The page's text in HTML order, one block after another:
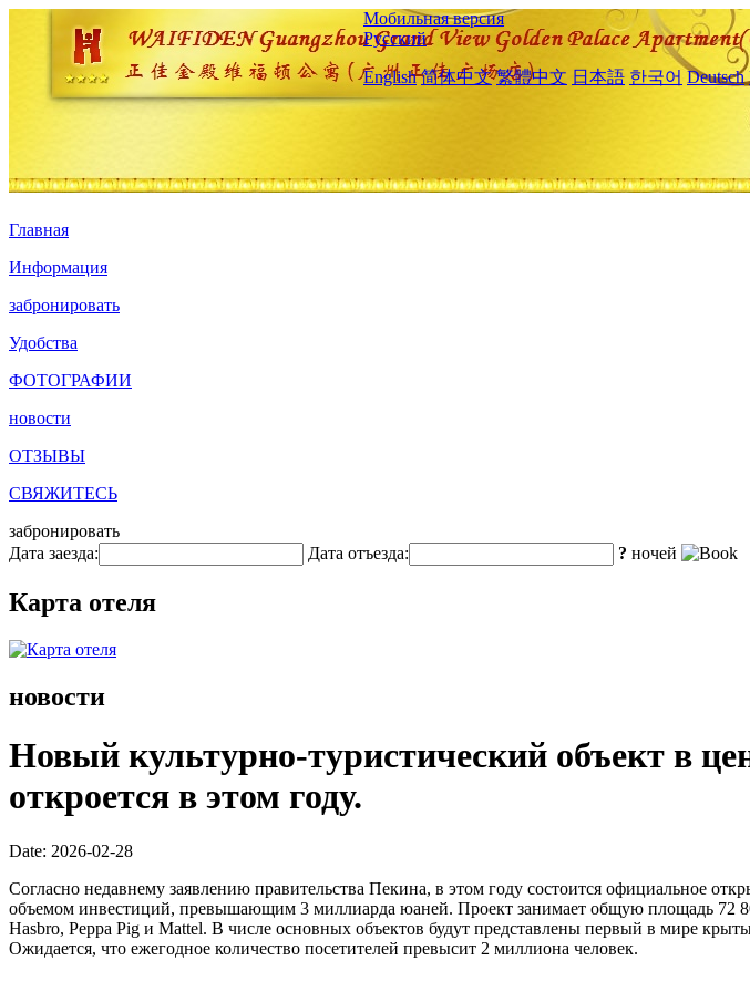
Мобильная версия
Русский
English 简体中文 繁體中文 日本語 한국어 Deutsch
Главная
Информация
забронировать
Удобства
ФОТОГРАФИИ
новости
ОТЗЫВЫ
СВЯЖИТЕСЬ
забронировать
Дата заезда:
Дата отъезда: ? ночей
Карта отеля
новости
Новый культурно-туристический объект в
откроется в этом году.
Date: 2026-02-28
Согласно недавнему заявлению правительства Пекина, в этом году состоится официальное
объемом инвестиций, превышающим 3 миллиарда юаней. Проект занимает общую площадь 72
Hasbro, Peppa Pig и Mattel. В числе основных объектов будут представлены первый в мире
Ожидается, что ежегодное количество посетителей превысит 2 миллиона человек.